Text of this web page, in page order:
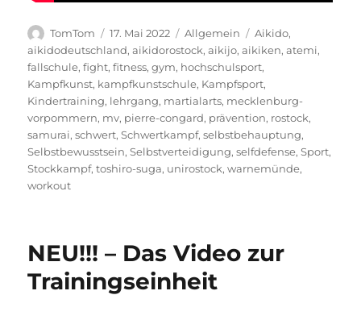
Autor
TomTom
Veröffentlicht
am
17. Mai 2022 Kategorien
Allgemein Schlagwörter
Aikido,
aikidodeutschland,aikidorostock,aikijo,aikiken,atemi,
fallschule,fight,fitness,gym, hochschulsport,
Kampfkunst, kampfkunstschule, Kampfsport,
Kindertraining, lehrgang, martialarts, mecklenburg-
vorpommern, mv, pierre-congard, prävention, rostock,
samurai,schwert,Schwertkampf,selbstbehauptung,
Selbstbewusstsein,Selbstverteidigung,selfdefense,Sport,
Stockkampf,toshiro-suga, unirostock,warnemünde,
workout
NEU!!! – Das Video zur
Trainingseinheit